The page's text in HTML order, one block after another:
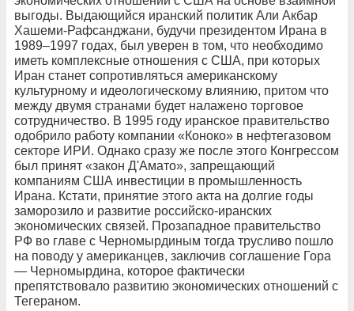
выгоды. Выдающийся иранский политик Али Акбар
Хашеми-Рафсанджани, будучи президентом Ирана в
1989–1997 годах, был уверен в том, что необходимо
иметь комплексные отношения с США, при которых
Иран станет сопротивляться американскому
культурному и идеологическому влиянию, притом что
между двумя странами будет налажено торговое
сотрудничество. В 1995 году иранское правительство
одобрило работу компании «Коноко» в нефтегазовом
секторе ИРИ. Однако сразу же после этого Конгрессом
был принят «закон Д'Амато», запрещающий
компаниям США инвестиции в промышленность
Ирана. Кстати, принятие этого акта на долгие годы
заморозило и развитие российско-иранских
экономических связей. Прозападное правительство
РФ во главе с Черномырдиным тогда трусливо пошло
на поводу у американцев, заключив соглашение Гора
— Черномырдина, которое фактически
препятствовало развитию экономических отношений с
Тегераном.